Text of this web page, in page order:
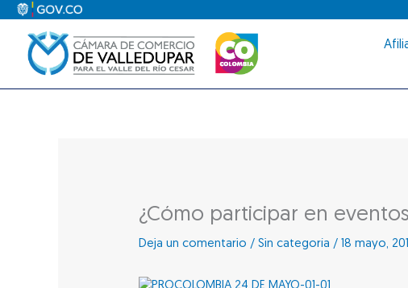
contenido
¿Cómo participar en
Deja un comentario /Sin categoría /18 mayo,